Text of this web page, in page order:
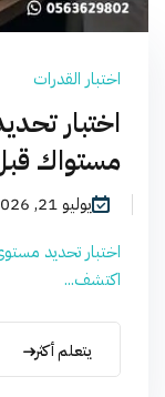
اختبار القدرات
اختبار
مستواك قبل
يوليو 21, 2026
اختبار تحديد
اكتشف...
يتعلم أكثر